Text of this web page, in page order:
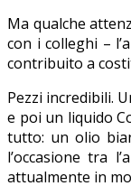
Ma qualche
con i colleghi –
contribuito a
Pezzi incredibili.
e poi un liquido
tutto: un olio
l’occasione tra
attualmente in